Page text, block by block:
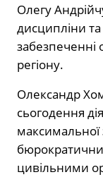
Олегу
дисципліни та
регіону.
Олександр
сьогодення
максимальної
цивільними